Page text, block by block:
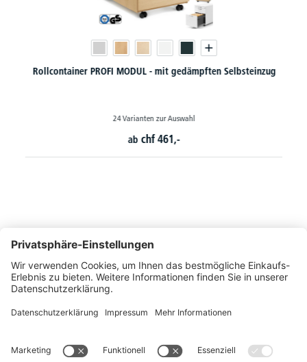
Rollcontainer PROFI MODUL - mit gedämpften Selbsteinzug
24 Varianten zur Auswahl
ab chf 461,-
Montags bis Freitags von 08:30 - 17:00 Uhr
+41 44 240 / 11 55
+41 44 240 / 11 57
info@office-trade.ch